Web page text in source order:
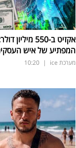
אקזיט ב-550
המפתיע של איש
מערכת ice |
10:20